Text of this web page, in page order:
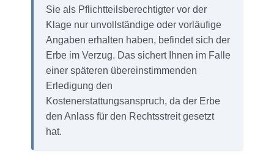
Sie als Pflichtteilsberechtigter vor der
Klage nur unvollständige oder vorläufige
Angaben erhalten haben, befindet sich der
Erbe im Verzug. Das sichert Ihnen im Falle
einer späteren übereinstimmenden
Erledigung den
Kostenerstattungsanspruch, da der Erbe
den Anlass für den Rechtsstreit gesetzt
hat.